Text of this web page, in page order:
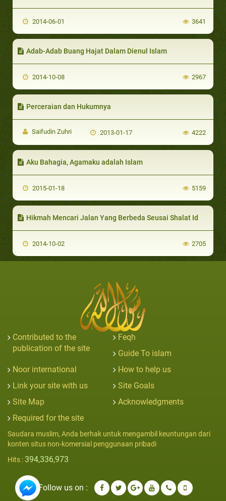
2014-06-01 3641
Adab-Adab Buang Hajat Dalam Dienul Islam
2014-10-08 2967
Perceraian dan Hukumnya
Saifudin Zuhri 2013-01-17 4222
Aku Bahagia, Agamaku adalah Islam
2015-01-18 5159
Hikmah Mencari Jalan Yang Berbeda Seusai Shalat Id
2014-10-02 2705
Contributed to the
publication of the site
Feqh
Guide To islam
Noor international
How to help us
Link your site with us
Site Goals
Site Map
Acknowledgments
Required for the site
Saudara muslim, Anda berhak untuk mengambil keuntungan dari
konten situs non-komersial penggunaan pribadi
Hits : 394,336,973
Follow us on :